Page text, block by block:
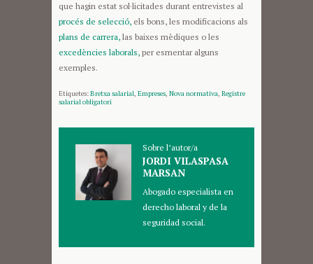
que hagin estat sol·licitades durant entrevistes al
procés de selecció, els bons, les modificacions als
plans de carrera, las baixes mèdiques o les
excedències laborals, per esmentar alguns
exemples.
Etiquetes:Bretxa salarial, Empreses, Nova normativa, Registre
salarial obligatori
Sobre l’autor/a
JORDI VILASPASA
MARSAN
Abogado especialista en
derecho laboral y de la
seguridad social.